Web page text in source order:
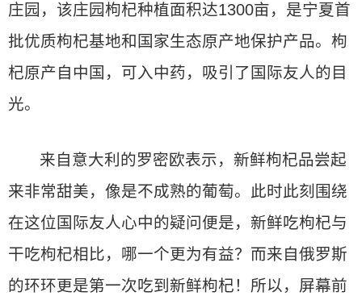
庄园，该庄园枸杞种植面积达1300亩，是宁夏首
批优质枸杞基地和国家生态原产地保护产品。枸
杞原产自中国，可入中药，吸引了国际友人的目
光。
来自意大利的罗密欧表示，新鲜枸杞品尝起
来非常甜美，像是不成熟的葡萄。此时此刻围绕
在这位国际友人心中的疑问便是，新鲜吃枸杞与
干吃枸杞相比，哪一个更为有益？而来自俄罗斯
的环环更是第一次吃到新鲜枸杞！所以，屏幕前